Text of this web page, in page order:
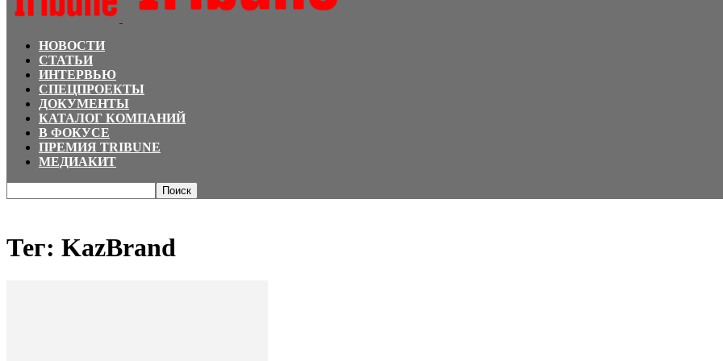
НОВОСТИ
СТАТЬИ
ИНТЕРВЬЮ
СПЕЦПРОЕКТЫ
ДОКУМЕНТЫ
КАТАЛОГ КОМПАНИЙ
В ФОКУСЕ
ПРЕМИЯ TRIBUNE
МЕДИАКИТ
Тег: KazBrand